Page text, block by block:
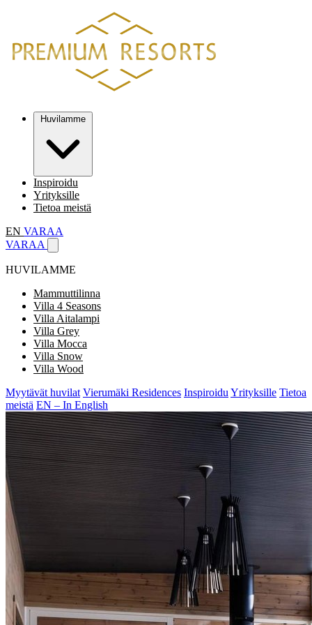
Inspiroidu
Yrityksille
Tietoa meistä
EN VARAA
VARAA
HUVILAMME
Mammuttilinna
Villa 4 Seasons
Villa Aitalampi
Villa Grey
Villa Mocca
Villa Snow
Villa Wood
Myytävät huvilat Vierumäki Residences Inspiroidu Yrityksille Tietoa
meistä EN – In English